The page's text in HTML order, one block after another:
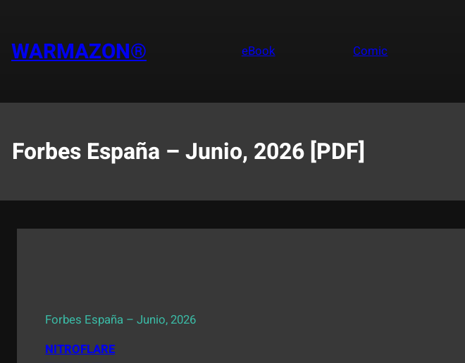
contenido
WARMAZON® eBook Comic
Forbes España – Junio, 2026 [PDF]
Forbes España – Junio, 2026
NITROFLARE